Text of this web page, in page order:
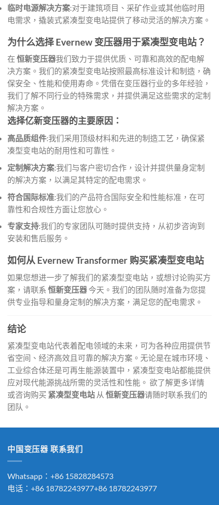
临时电源解决方案:对于建筑项目、采矿作业或其他临时用
电需求，撬装式紧凑型变电站提供了移动灵活的解决方案。
为什么选择 Evernew 变压器用于紧凑型变电站？
在 恒新变压器我们致力于提供优质、可靠和高效的配电解
决方案。我们的紧凑型变电站按照最高标准设计和制造，确
保安全、性能和使用寿命。凭借在变压器行业的多年经验，
我们了解不同行业的特殊需求，并提供满足这些需求的定制
解决方案。
选择亿新变压器的主要原因：
高品质组件:我们采用顶级材料和先进的制造工艺，确保紧
凑型变电站的耐用性和可靠性。
定制解决方案:我们与客户密切合作，设计并提供量身定制
的解决方案，以满足其特定的配电需求。
符合国际标准:我们的产品符合国际安全和性能标准，在可
靠性和合规性方面让您放心。
专家支持:我们的专家团队可随时提供支持，从初步咨询到
安装和售后服务。
如何从 Evernew Transformer 购买紧凑型变电站
如果您想进一步了解我们的紧凑型变电站，或想讨论购买方
案，请联系 恒新变压器 今天。我们的团队随时准备为您提
供专业指导和量身定制的解决方案，满足您的配电需求。
结论
紧凑型变电站代表着配电领域的未来，可为各种应用提供节
省空间、经济高效且可靠的解决方案。无论是在城市环境、
工业综合体还是可再生能源装置中，紧凑型变电站都能提供
应对现代能源挑战所需的灵活性和性能。 欲了解更多详情
或咨询购买 紧凑型变电站 从 恒新变压器请随时联系我们的
团队。
中国变压器 联系我们
Whatsapp：+86 15828284573
电话：+86 18782243977+86 18782243977